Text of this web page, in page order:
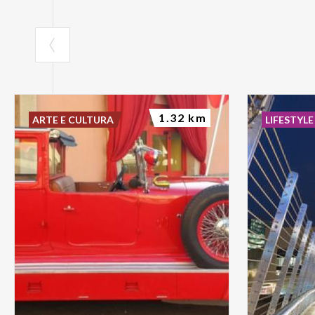
ARTE E CULTURA 1.32 km LIFESTYLE